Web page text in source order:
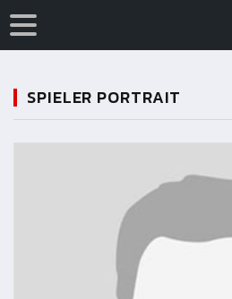
SPIELER PORTRAIT